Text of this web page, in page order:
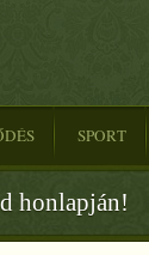
SPORT
honlapján!